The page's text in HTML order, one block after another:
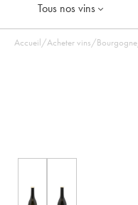
Tous nos vins
Accueil/Acheter vins/Bourgogne